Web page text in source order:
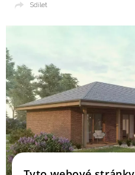
Sdílet